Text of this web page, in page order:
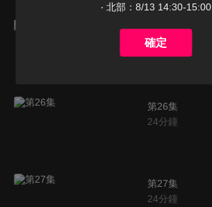
第25集
24分鐘
第26集
24分鐘
第27集
24分鐘
‧ 北部：8/13 14:30-15:00
確定